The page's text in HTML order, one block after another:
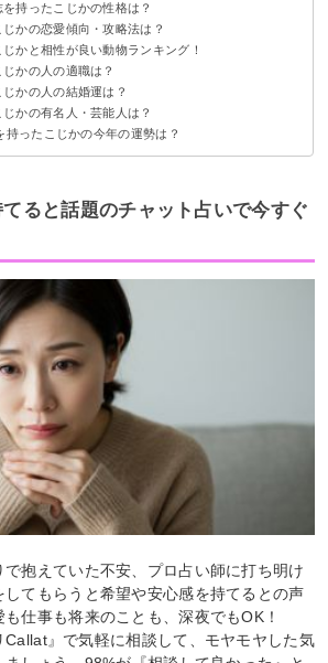
りがある
を持ったこじかの性格は？
じかの性格の男性の特徴
じかの性格の女性の特徴
かの恋愛傾向・攻略法は？
かと相性が良い動物ランキング！
ライオン
アラ
つペガサス
かの人の適職は？
かの人の結婚運は？
かの有名人・芸能人は？
持ったこじかの今年の運勢は？
ると話題のチャット占いで今すぐ
抱えていた不安、プロ占い師に打ち明け
てもらうと希望や安心感を持てるとの声
仕事も将来のことも、深夜でもOK！
Callat』で気軽に相談して、モヤモヤした気